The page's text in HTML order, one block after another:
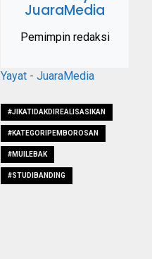
JuaraMedia
Pemimpin redaksi
Yayat - JuaraMedia
#JIKATIDAKDIREALISASIKAN
#KATEGORIPEMBOROSAN
#MUILEBAK
#STUDIBANDING